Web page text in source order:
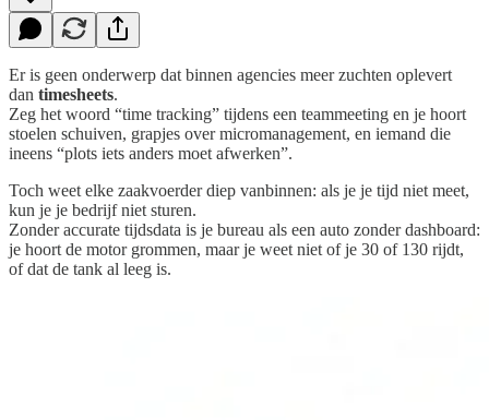
Er is geen onderwerp dat binnen agencies meer zuchten oplevert
dan timesheets.
Zeg het woord “time tracking” tijdens een teammeeting en je hoort
stoelen schuiven, grapjes over micromanagement, en iemand die
ineens “plots iets anders moet afwerken”.
Toch weet elke zaakvoerder diep vanbinnen: als je je tijd niet meet,
kun je je bedrijf niet sturen.
Zonder accurate tijdsdata is je bureau als een auto zonder dashboard:
je hoort de motor grommen, maar je weet niet of je 30 of 130 rijdt,
of dat de tank al leeg is.